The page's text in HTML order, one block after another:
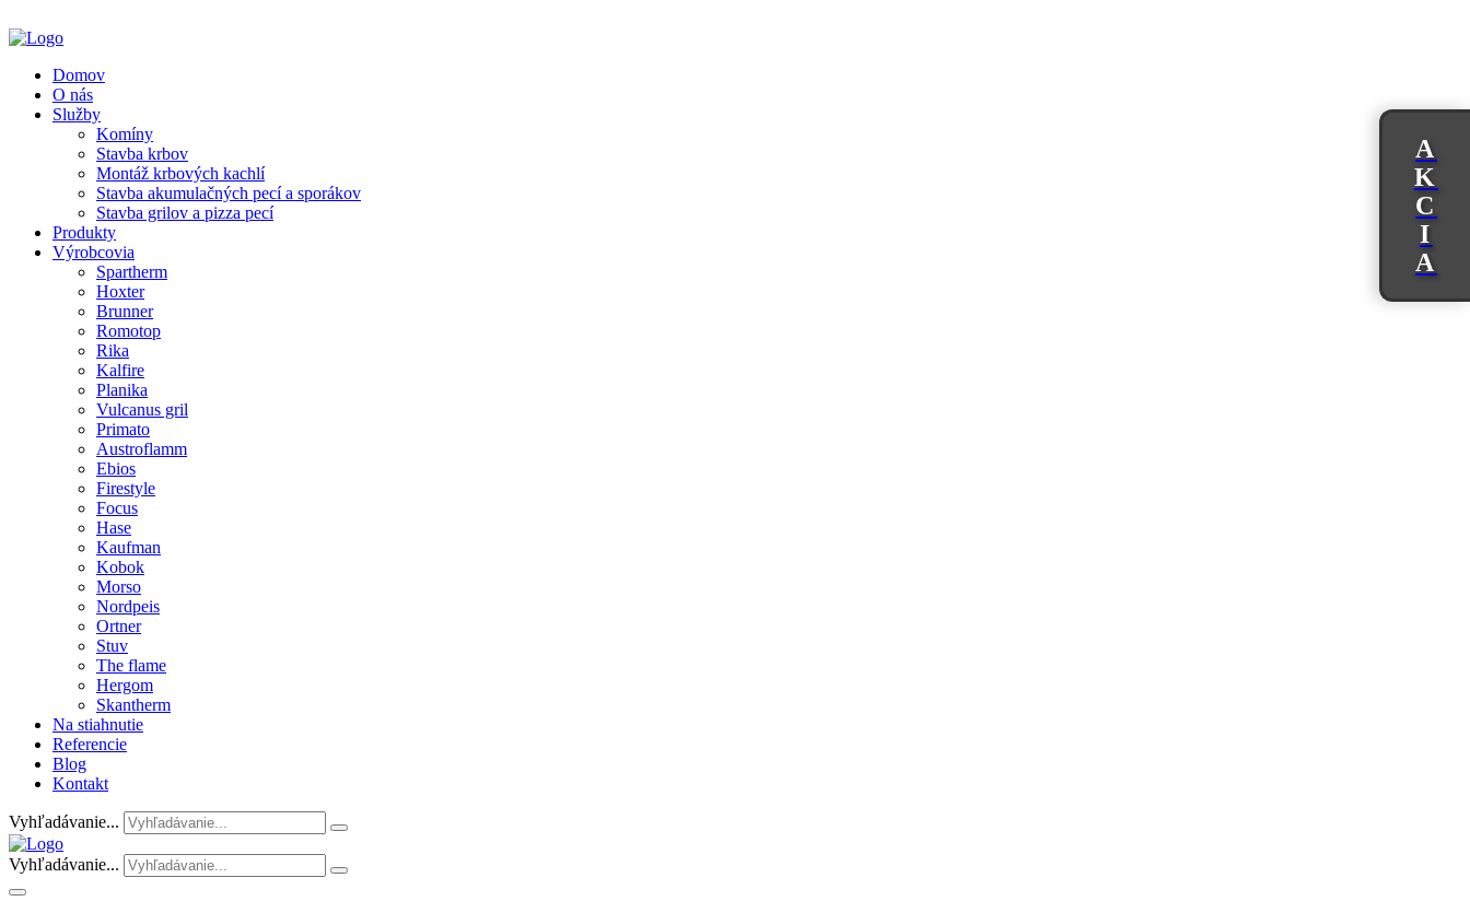
Domov
O nás
Služby
Komíny
Stavba krbov
Montáž krbových kachlí
Stavba akumulačných pecí a sporákov
Stavba grilov a pizza pecí
Produkty
Výrobcovia
Spartherm
Hoxter
Brunner
Romotop
Rika
Kalfire
Planika
Vulcanus gril
Primato
Austroflamm
Ebios
Firestyle
Focus
Hase
Kaufman
Kobok
Morso
Nordpeis
Ortner
Stuv
The flame
Hergom
Skantherm
Na stiahnutie
Referencie
Blog
Kontakt
Vyhľadávanie...
Vyhľadávanie...
A
K
C
I
A